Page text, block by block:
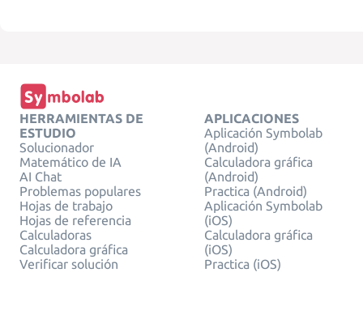
HERRAMIENTAS DE
ESTUDIO
Solucionador
Matemático de IA
AI Chat
Problemas populares
Hojas de trabajo
Hojas de referencia
Calculadoras
Calculadora gráfica
Verificar solución
APLICACIONES
Aplicación Symbolab
(Android)
Calculadora gráfica
(Android)
Practica (Android)
Aplicación Symbolab
(iOS)
Calculadora gráfica
(iOS)
Practica (iOS)